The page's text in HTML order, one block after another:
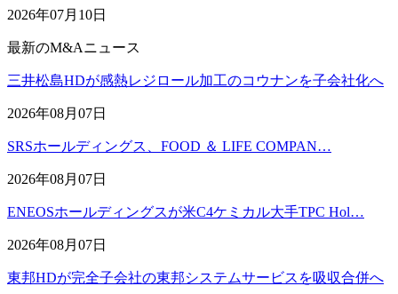
2026年07月10日
最新のM&Aニュース
三井松島HDが感熱レジロール加工のコウナンを子会社化へ
2026年08月07日
SRSホールディングス、FOOD ＆ LIFE COMPAN…
2026年08月07日
ENEOSホールディングスが米C4ケミカル大手TPC Hol…
2026年08月07日
東邦HDが完全子会社の東邦システムサービスを吸収合併へ